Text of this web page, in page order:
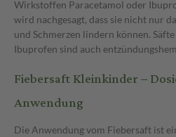
Wirkstoffen Paracetamol oder
wird nachgesagt, dass sie nicht nur
und Schmerzen lindern können.
Ibuprofen sind auch
Fiebersaft Kleinkinder –
Anwendung
Die Anwendung vom Fiebersaft ist